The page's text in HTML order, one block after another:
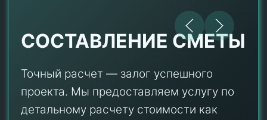
СОСТАВЛЕНИЕ СМЕТЫ
Точный расчет — залог успешного
проекта. Мы предоставляем услугу по
детальному расчету стоимости как